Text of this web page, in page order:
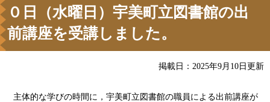
０日（水曜日）宇美町立図書館の出
前講座を受講しました。
掲載日：2025年9月10日更新
主体的な学びの時間に，宇美町立図書館の職員による出前講座が